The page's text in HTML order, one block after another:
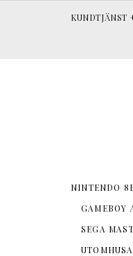
KUNDTJÄNST
NINTENDO
GAMEBOY
SEGA